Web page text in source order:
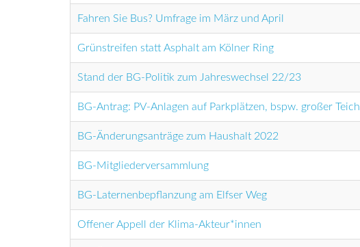
Fahren Sie Bus? Umfrage im März und April
Grünstreifen statt Asphalt am Kölner Ring
Stand der BG-Politik zum Jahreswechsel 22/23
BG-Antrag: PV-Anlagen auf Parkplätzen, bspw. großer Teich
BG-Änderungsanträge zum Haushalt 2022
BG-Mitgliederversammlung
BG-Laternenbepflanzung am Elfser Weg
Offener Appell der Klima-Akteur*innen